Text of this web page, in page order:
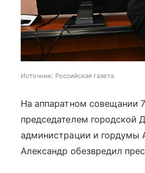
Источник: Российская газета
На аппаратном совещании
председателем
администрации и гордумы
Александр обезвредил